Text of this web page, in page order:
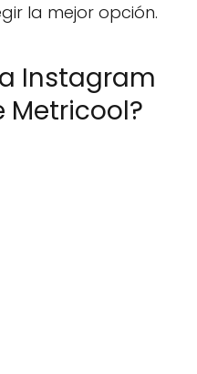
la mejor opción.
Instagram
Metricool?